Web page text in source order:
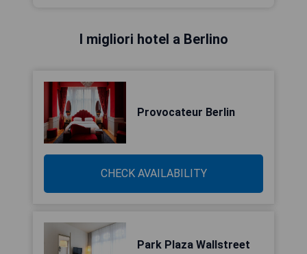
I migliori hotel a Berlino
Provocateur Berlin
CHECK AVAILABILITY
Park Plaza Wallstreet